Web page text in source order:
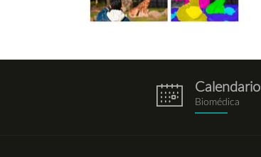
eventos.png
Calendario
Biomédica